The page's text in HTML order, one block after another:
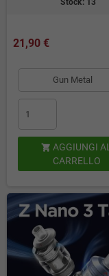
Stock: 13
21,90 €
 AGGIUNGI AL
CARRELLO